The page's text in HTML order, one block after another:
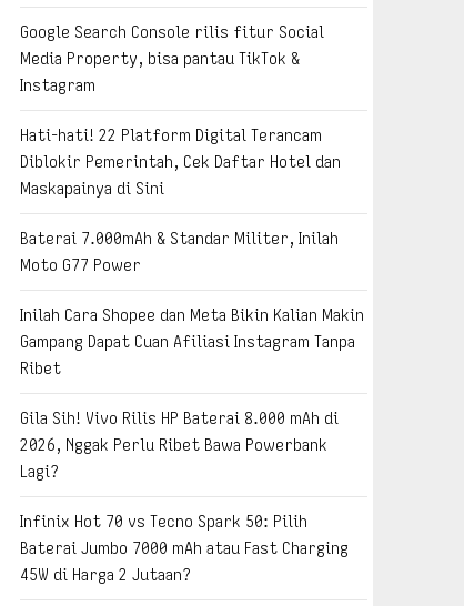
Google Search Console rilis fitur Social
Media Property, bisa pantau TikTok &
Instagram
Hati-hati! 22 Platform Digital Terancam
Diblokir Pemerintah, Cek Daftar Hotel dan
Maskapainya di Sini
Baterai 7.000mAh & Standar Militer, Inilah
Moto G77 Power
Inilah Cara Shopee dan Meta Bikin Kalian Makin
Gampang Dapat Cuan Afiliasi Instagram Tanpa
Ribet
Gila Sih! Vivo Rilis HP Baterai 8.000 mAh di
2026, Nggak Perlu Ribet Bawa Powerbank
Lagi?
Infinix Hot 70 vs Tecno Spark 50: Pilih
Baterai Jumbo 7000 mAh atau Fast Charging
45W di Harga 2 Jutaan?